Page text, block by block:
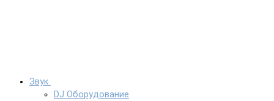
Звук
DJ Оборудование